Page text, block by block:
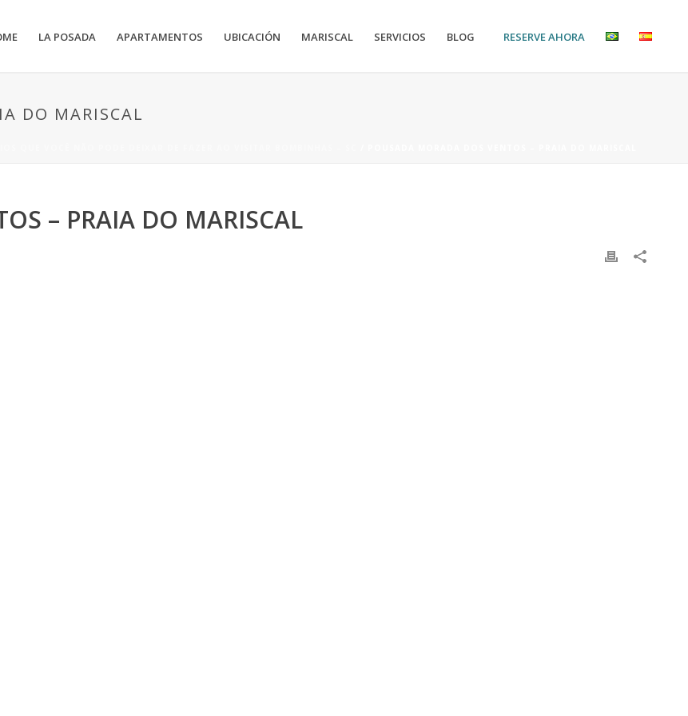
LA POSADA APARTAMENTOS UBICACIÓN MARISCAL SERVICIOS BLOG RESERVE AHORA
DO MARISCAL
– PRAIA DO MARISCAL